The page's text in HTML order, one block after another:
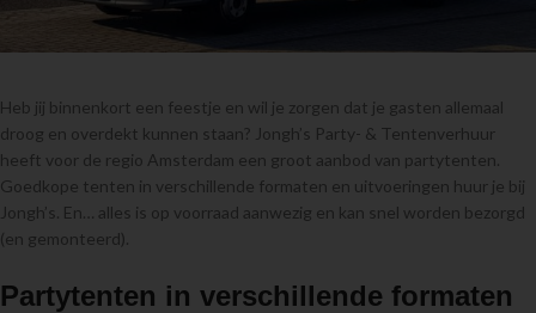
Heb jij binnenkort een feestje en wil je zorgen dat je gasten allemaal
droog en overdekt kunnen staan? Jongh’s Party- & Tentenverhuur
heeft voor de regio Amsterdam een groot aanbod van partytenten.
Goedkope tenten in verschillende formaten en uitvoeringen huur je bij
Jongh’s. En… alles is op voorraad aanwezig en kan snel worden bezorgd
(en gemonteerd).
Partytenten in verschillende formaten